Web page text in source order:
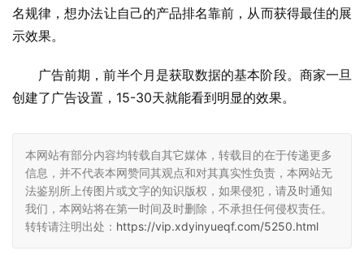
名规律，想办法让自己的产品排名靠前，从而获得最佳的展
示效果。
广告前期，前半个月是获取数据的基本阶段。商家一旦
创建了广告设置，15-30天就能看到明显的效果。
本网站有部分内容均转载自其它媒体，转载目的在于传递更多
信息，并不代表本网赞同其观点和对其真实性负责，本网站无
法鉴别所上传图片或文字的知识版权，如果侵犯，请及时通知
我们，本网站将在第一时间及时删除，不承担任何侵权责任。
转转请注明出处： https://vip.xdyinyueqf.com/5250.html